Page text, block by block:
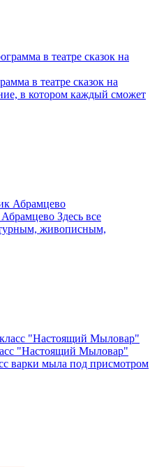
в театре сказок на
в котором каждый сможет
Абрамцево Здесь все
живописным,
"Настоящий Мыловар"
варки мыла под присмотром